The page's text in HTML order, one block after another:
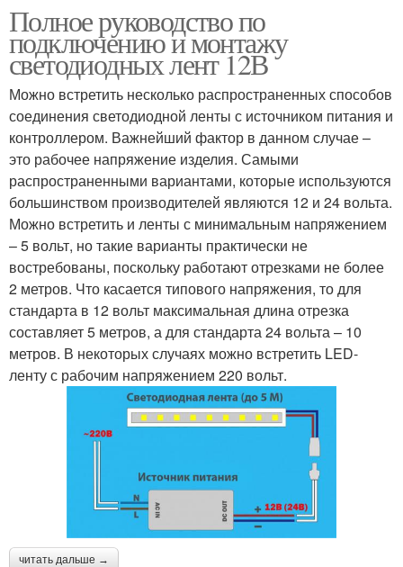
Полное руководство по
подключению и монтажу
светодиодных лент 12В
Можно встретить несколько распространенных способов
соединения светодиодной ленты с источником питания и
контроллером. Важнейший фактор в данном случае –
это рабочее напряжение изделия. Самыми
распространенными вариантами, которые используются
большинством производителей являются 12 и 24 вольта.
Можно встретить и ленты с минимальным напряжением
– 5 вольт, но такие варианты практически не
востребованы, поскольку работают отрезками не более
2 метров. Что касается типового напряжения, то для
стандарта в 12 вольт максимальная длина отрезка
составляет 5 метров, а для стандарта 24 вольта – 10
метров. В некоторых случаях можно встретить LED-
ленту с рабочим напряжением 220 вольт.
читать дальше →